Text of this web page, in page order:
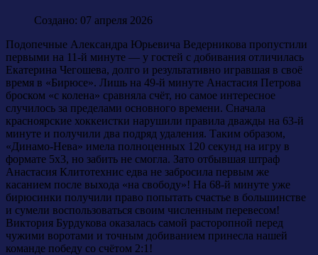
Создано: 07 апреля 2026
Подопечные Александра Юрьевича Ведерникова пропустили
первыми на 11-й минуте — у гостей с добивания отличилась
Екатерина Чегошева, долго и результативно игравшая в своё
время в «Бирюсе». Лишь на 49-й минуте Анастасия Петрова
броском «с колена» сравняла счёт, но самое интересное
случилось за пределами основного времени. Сначала
красноярские хоккеистки нарушили правила дважды на 63-й
минуте и получили два подряд удаления. Таким образом,
«Динамо-Нева» имела полноценных 120 секунд на игру в
формате 5х3, но забить не смогла. Зато отбывшая штраф
Анастасия Клитотехнис едва не забросила первым же
касанием после выхода «на свободу»! На 68-й минуте уже
бирюсинки получили право попытать счастье в большинстве
и сумели воспользоваться своим численным перевесом!
Виктория Бурдукова оказалась самой расторопной перед
чужими воротами и точным добиванием принесла нашей
команде победу со счётом 2:1!